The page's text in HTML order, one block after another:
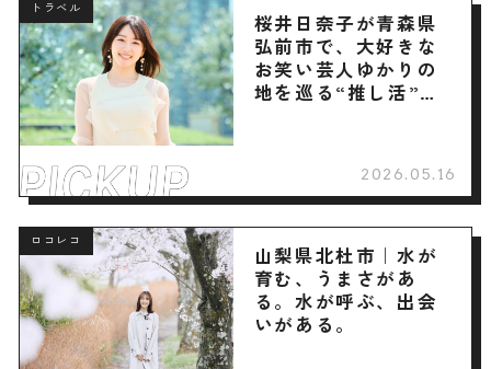
トラベル
桜井日奈子が青森県
弘前市で、大好きな
お笑い芸人ゆかりの
地を巡る“推し活”旅
2026.05.16
ロコレコ
山梨県北杜市｜水が
育む、うまさがあ
る。水が呼ぶ、出会
いがある。